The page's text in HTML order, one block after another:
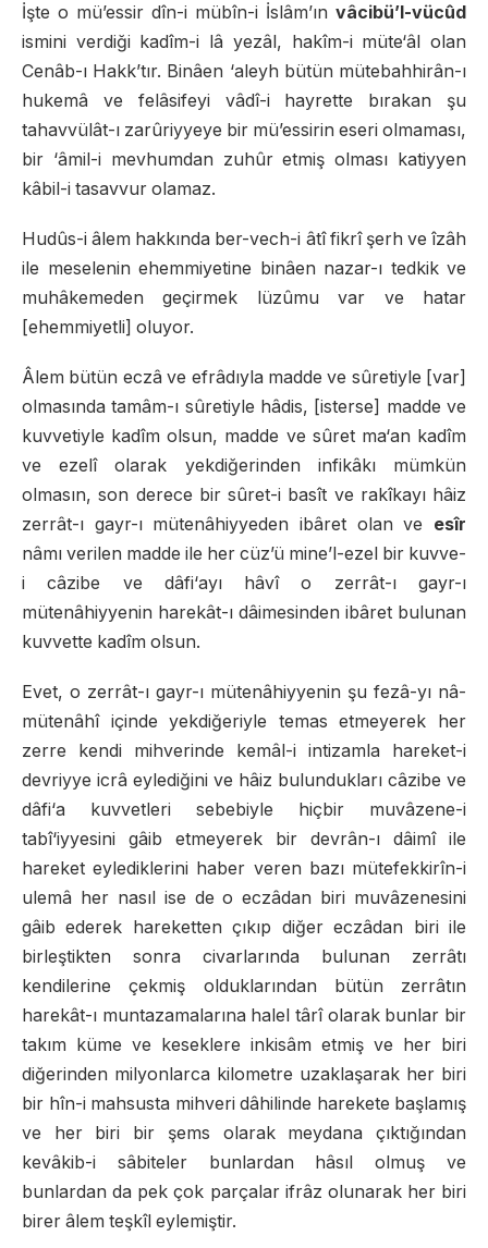
İşte o mü’essir dîn-i mübîn-i İslâm’ın vâcibü’l-vücûd
ismini verdiği kadîm-i lâ yezâl, hakîm-i müte‘âl olan
Cenâb-ı Hakk’tır. Binâen ‘aleyh bütün mütebahhirân-ı
hukemâ ve felâsifeyi vâdî-i hayrette bırakan şu
tahavvülât-ı zarûriyyeye bir mü’essirin eseri olmaması,
bir ‘âmil-i mevhumdan zuhûr etmiş olması katiyyen
kâbil-i tasavvur olamaz.
Hudûs-i âlem hakkında ber-vech-i âtî fikrî şerh ve îzâh
ile meselenin ehemmiyetine binâen nazar-ı tedkik ve
muhâkemeden geçirmek lüzûmu var ve hatar
[ehemmiyetli] oluyor.
Âlem bütün eczâ ve efrâdıyla madde ve sûretiyle [var]
olmasında tamâm-ı sûretiyle hâdis, [isterse] madde ve
kuvvetiyle kadîm olsun, madde ve sûret ma‘an kadîm
ve ezelî olarak yekdiğerinden infikâkı mümkün
olmasın, son derece bir sûret-i basît ve rakîkayı hâiz
zerrât-ı gayr-ı mütenâhiyyeden ibâret olan ve esîr
nâmı verilen madde ile her cüz’ü mine’l-ezel bir kuvve-
i câzibe ve dâfi‘ayı hâvî o zerrât-ı gayr-ı
mütenâhiyyenin harekât-ı dâimesinden ibâret bulunan
kuvvette kadîm olsun.
Evet, o zerrât-ı gayr-ı mütenâhiyyenin şu fezâ-yı nâ-
mütenâhî içinde yekdiğeriyle temas etmeyerek her
zerre kendi mihverinde kemâl-i intizamla hareket-i
devriyye icrâ eylediğini ve hâiz bulundukları câzibe ve
dâfi‘a kuvvetleri sebebiyle hiçbir muvâzene-i
tabî‘iyyesini gâib etmeyerek bir devrân-ı dâimî ile
hareket eylediklerini haber veren bazı mütefekkirîn-i
ulemâ her nasıl ise de o eczâdan biri muvâzenesini
gâib ederek hareketten çıkıp diğer eczâdan biri ile
birleştikten sonra civarlarında bulunan zerrâtı
kendilerine çekmiş olduklarından bütün zerrâtın
harekât-ı muntazamalarına halel târî olarak bunlar bir
takım küme ve keseklere inkisâm etmiş ve her biri
diğerinden milyonlarca kilometre uzaklaşarak her biri
bir hîn-i mahsusta mihveri dâhilinde harekete başlamış
ve her biri bir şems olarak meydana çıktığından
kevâkib-i sâbiteler bunlardan hâsıl olmuş ve
bunlardan da pek çok parçalar ifrâz olunarak her biri
birer âlem teşkîl eylemiştir.